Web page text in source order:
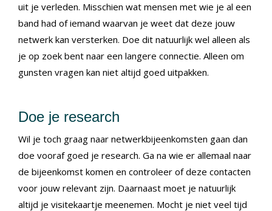
uit je verleden. Misschien wat mensen met wie je al een
band had of iemand waarvan je weet dat deze jouw
netwerk kan versterken. Doe dit natuurlijk wel alleen als
je op zoek bent naar een langere connectie. Alleen om
gunsten vragen kan niet altijd goed uitpakken.
Doe je research
Wil je toch graag naar netwerkbijeenkomsten gaan dan
doe vooraf goed je research. Ga na wie er allemaal naar
de bijeenkomst komen en controleer of deze contacten
voor jouw relevant zijn. Daarnaast moet je natuurlijk
altijd je visitekaartje meenemen. Mocht je niet veel tijd